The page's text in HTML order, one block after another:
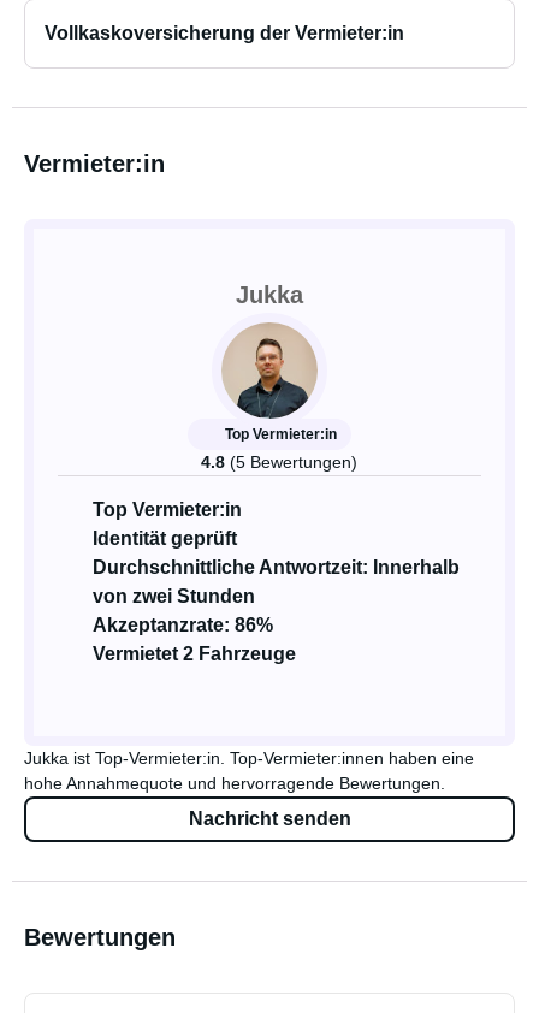
Vollkaskoversicherung der Vermieter:in
Vermieter:in
Jukka
Top Vermieter:in
4.8 (5 Bewertungen)
Top Vermieter:in
Identität geprüft
Durchschnittliche Antwortzeit: Innerhalb
von zwei Stunden
Akzeptanzrate: 86%
Vermietet 2 Fahrzeuge
Jukka ist Top-Vermieter:in. Top-Vermieter:innen haben eine
hohe Annahmequote und hervorragende Bewertungen.
Nachricht senden
Bewertungen